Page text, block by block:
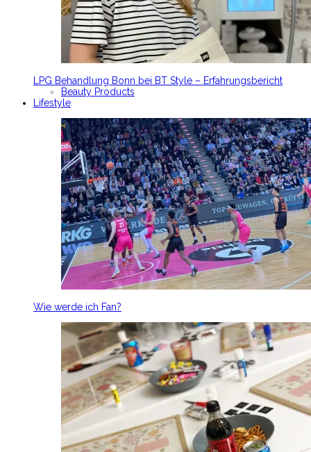
LPG Behandlung Bonn bei BT Style – Erfahrungsbericht
Beauty Products
Lifestyle
Wie werde ich Fan?